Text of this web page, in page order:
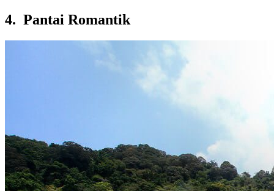
4. Pantai Romantik